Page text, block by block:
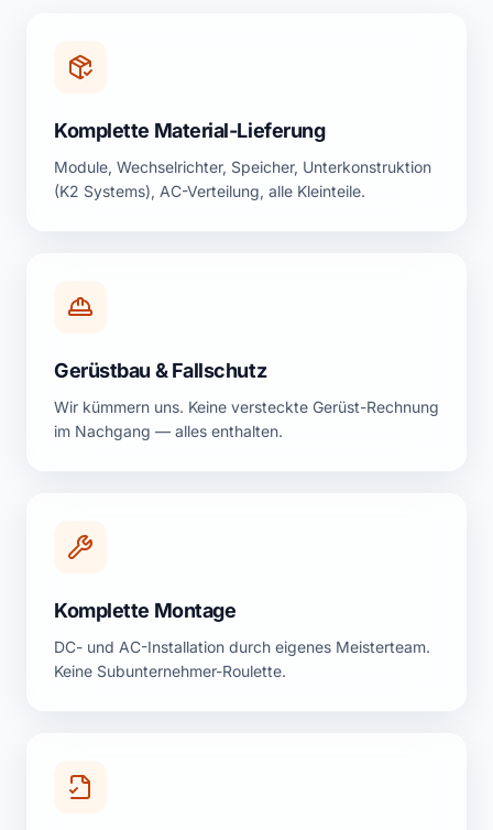
Komplette Material-Lieferung
Module, Wechselrichter, Speicher, Unterkonstruktion
(K2 Systems), AC-Verteilung, alle Kleinteile.
Gerüstbau & Fallschutz
Wir kümmern uns. Keine versteckte Gerüst-Rechnung
im Nachgang — alles enthalten.
Komplette Montage
DC- und AC-Installation durch eigenes Meisterteam.
Keine Subunternehmer-Roulette.